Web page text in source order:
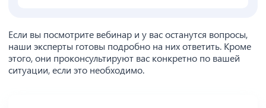
Если вы посмотрите вебинар и у вас останутся вопросы,
наши эксперты готовы подробно на них ответить. Кроме
этого, они проконсультируют вас конкретно по вашей
ситуации, если это необходимо.